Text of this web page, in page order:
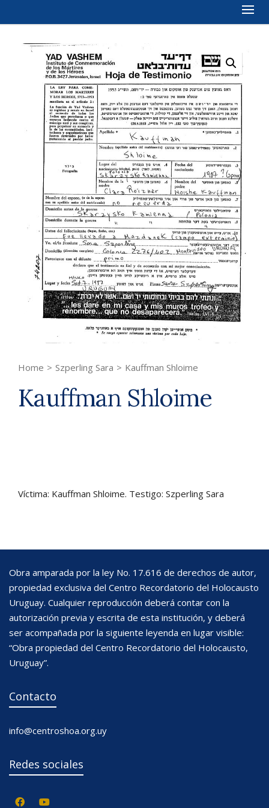
Home > Szperling Sara > Kauffman Shloime
Kauffman Shloime
Víctima: Kauffman Shloime. Testigo: Szperling Sara
Obra amparada por la ley No. 17.616 de derechos de autor,
propiedad exclusiva del Centro Recordatorio del Holocausto
Uruguay. Cualquier reproducción deberá contar con la
autorización previa y escrita de esta institución, y deberá
ser acompañada por la siguiente leyenda en lugar visible:
“Obra propiedad del Centro Recordatorio del Holocausto,
Uruguay”.
Contacto
info@centroshoa.org.uy
Redes sociales